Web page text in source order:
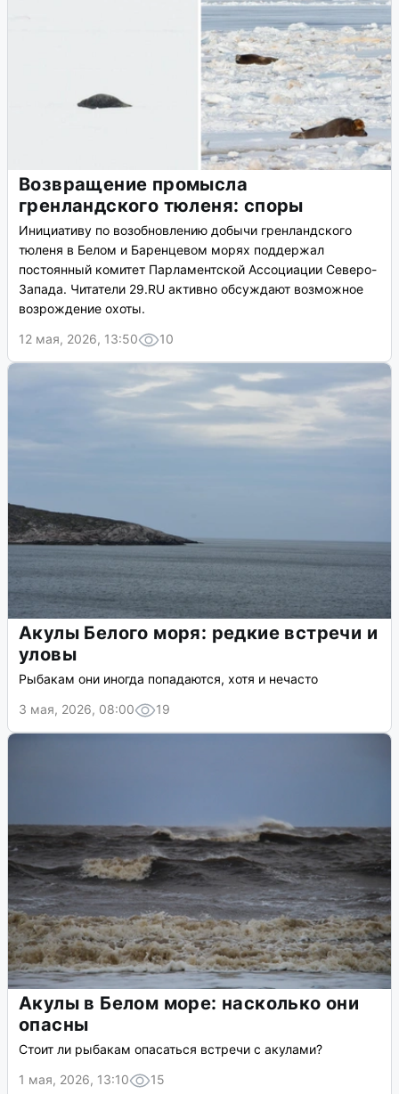
Возвращение промысла
гренландского тюленя: споры
Инициативу по возобновлению добычи гренландского
тюленя в Белом и Баренцевом морях поддержал
постоянный комитет Парламентской Ассоциации Северо-
Запада. Читатели 29.RU активно обсуждают возможное
возрождение охоты.
12 мая, 2026, 13:50
10
Акулы Белого моря: редкие встречи и
уловы
Рыбакам они иногда попадаются, хотя и нечасто
3 мая, 2026, 08:00
19
Акулы в Белом море: насколько они
опасны
Стоит ли рыбакам опасаться встречи с акулами?
1 мая, 2026, 13:10
15